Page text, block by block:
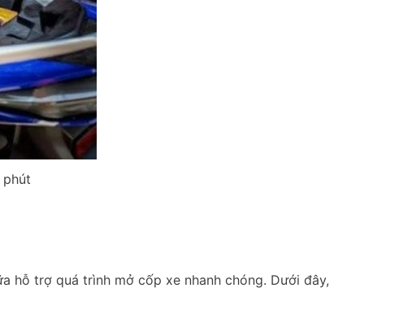
hỗ trợ quá trình mở cốp xe nhanh chóng. Dưới đây,